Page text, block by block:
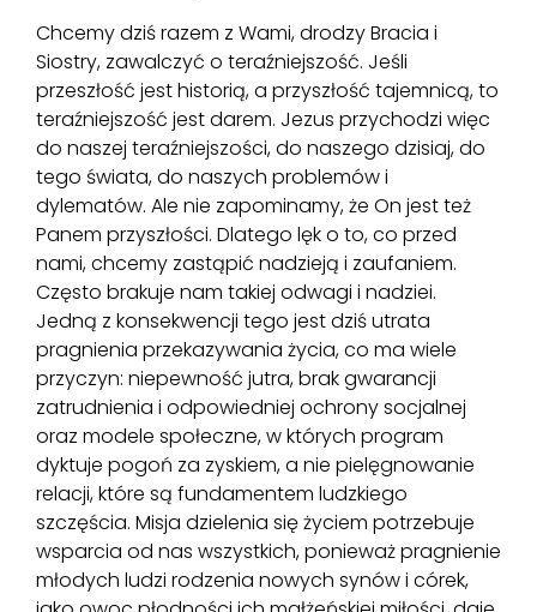
Chcemy dziś razem z Wami, drodzy Bracia i
Siostry, zawalczyć o teraźniejszość. Jeśli
przeszłość jest historią, a przyszłość tajemnicą, to
teraźniejszość jest darem. Jezus przychodzi więc
do naszej teraźniejszości, do naszego dzisiaj, do
tego świata, do naszych problemów i
dylematów. Ale nie zapominamy, że On jest też
Panem przyszłości. Dlatego lęk o to, co przed
nami, chcemy zastąpić nadzieją i zaufaniem.
Często brakuje nam takiej odwagi i nadziei.
Jedną z konsekwencji tego jest dziś utrata
pragnienia przekazywania życia, co ma wiele
przyczyn: niepewność jutra, brak gwarancji
zatrudnienia i odpowiedniej ochrony socjalnej
oraz modele społeczne, w których program
dyktuje pogoń za zyskiem, a nie pielęgnowanie
relacji, które są fundamentem ludzkiego
szczęścia. Misja dzielenia się życiem potrzebuje
wsparcia od nas wszystkich, ponieważ pragnienie
młodych ludzi rodzenia nowych synów i córek,